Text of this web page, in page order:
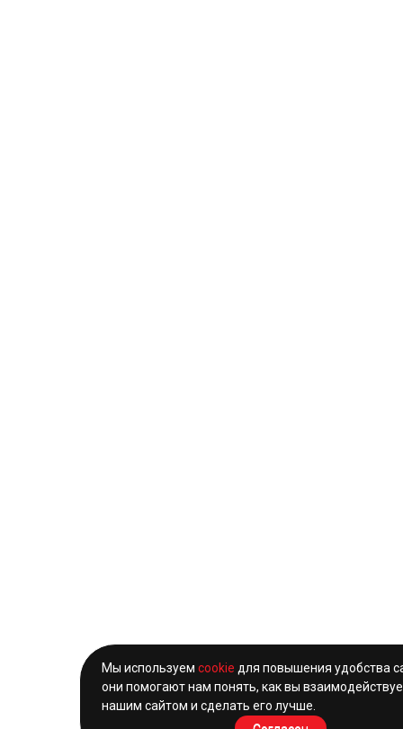
Мы используемcookie для повышения удобства
они помогают нам понять, как вы
нашим сайтом и сделать его лучше.